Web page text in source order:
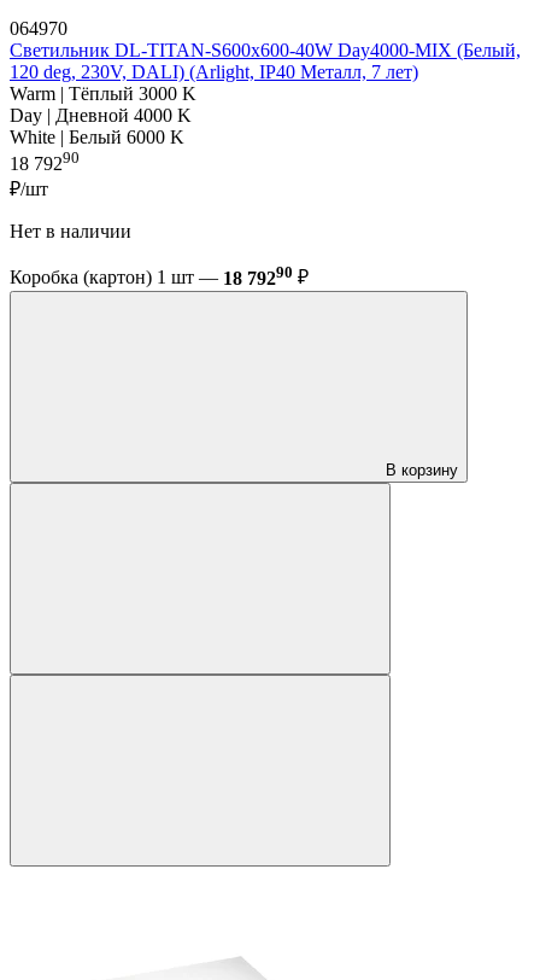
064970
Светильник DL-TITAN-S600x600-40W Day4000-MIX (Белый,
120 deg, 230V, DALI) (Arlight, IP40 Металл, 7 лет)
Warm | Тёплый 3000 K
Day | Дневной 4000 K
White | Белый 6000 K
18 79290
₽/шт
Нет в наличии
Коробка (картон) 1 шт — 18 79290 ₽
В корзину